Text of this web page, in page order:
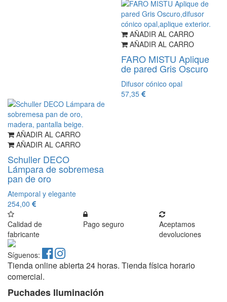
AÑADIR AL CARRO
AÑADIR AL CARRO
FARO MISTU Aplique
de pared Gris Oscuro
Difusor cónico opal
57,35
AÑADIR AL CARRO
AÑADIR AL CARRO
Schuller DECO
Lámpara de sobremesa
pan de oro
Atemporal y elegante
254,00
Calidad de
fabricante
Pago seguro
Aceptamos
devoluciones
Síguenos:
Tienda online abierta 24 horas. Tienda física horario
comercial.
Puchades Iluminación